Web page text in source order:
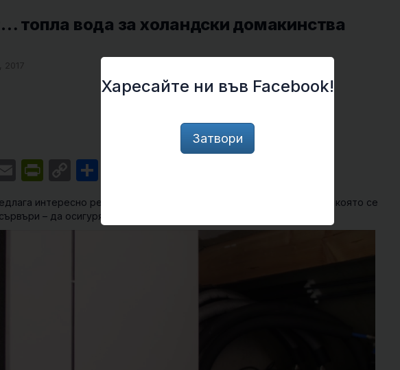
топла вода за холандски домакинства
2017
EmailPrintFriendly
Copy
интересно решение за оползотворяване излишната топлина, която се
– да осигуряват топла вода за домакинствата.
Харесайте ни във Facebook!
Затвори